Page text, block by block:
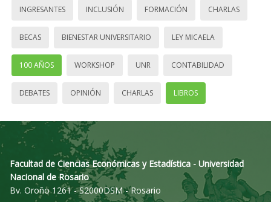
INGRESANTES INCLUSIÓN FORMACIÓN CHARLAS
BECAS BIENESTAR UNIVERSITARIO LEY MICAELA
100 AÑOS WORKSHOP UNR CONTABILIDAD
DEBATES OPINIÓN CHARLAS LIBROS
Facultad de Ciencias Económicas y Estadística - Universidad
Nacional de Rosario
Bv. Oroño 1261 - S2000DSM - Rosario